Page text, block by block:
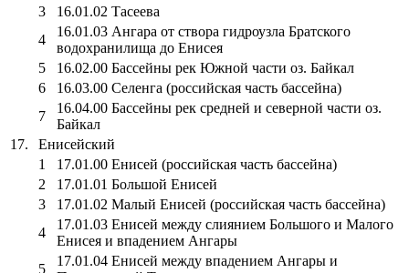
3
16.01.02 Тасеева
4
16.01.03 Ангара от створа гидроузла Братского
водохранилища до Енисея
5
16.02.00 Бассейны рек Южной части оз. Байкал
6
16.03.00 Селенга (российская часть бассейна)
7
16.04.00 Бассейны рек средней и северной части оз.
Байкал
17.
Енисейский
1
17.01.00 Енисей (российская часть бассейна)
2
17.01.01 Большой Енисей
3
17.01.02 Малый Енисей (российская часть бассейна)
4
17.01.03 Енисей между слиянием Большого и Малого
Енисея и впадением Ангары
5
17.01.04 Енисей между впадением Ангары и